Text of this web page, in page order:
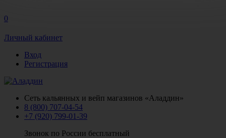
0
Личный кабинет
Вход
Регистрация
Сеть кальянных и вейп магазинов «Аладдин»
8 (800) 707-04-54
+7 (920) 799-01-39
Звонок по России бесплатный